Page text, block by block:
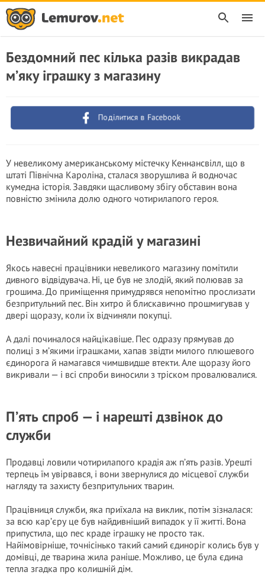
Бездомний пес кілька разів викрадав
м’яку іграшку з магазину
Поділитися в Facebook
У невеликому американському містечку Кеннансвілл, що в
штаті Північна Кароліна, сталася зворушлива й водночас
кумедна історія. Завдяки щасливому збігу обставин вона
повністю змінила долю одного чотирилапого героя.
Незвичайний крадій у магазині
Якось навесні працівники невеликого магазину помітили
дивного відвідувача. Ні, це був не злодій, який полював за
грошима. До приміщення примудрявся непомітно прослизати
безпритульний пес. Він хитро й блискавично прошмигував у
двері щоразу, коли їх відчиняли покупці.
А далі починалося найцікавіше. Пес одразу прямував до
полиці з м’якими іграшками, хапав звідти милого плюшевого
єдинорога й намагався чимшвидше втекти. Але щоразу його
викривали — і всі спроби виносили з тріском провалювалися.
П’ять спроб — і нарешті дзвінок до
служби
Продавці ловили чотирилапого крадія аж п’ять разів. Урешті
терпець їм увірвався, і вони звернулися до місцевої служби
нагляду та захисту безпритульних тварин.
Працівниця служби, яка приїхала на виклик, потім зізналася:
за всю кар’єру це був найдивніший випадок у її житті. Вона
припустила, що пес краде іграшку не просто так.
Найімовірніше, точнісінько такий самий єдиноріг колись був у
домівці, де тварина жила раніше. Можливо, це була єдина
тепла згадка про колишній дім.